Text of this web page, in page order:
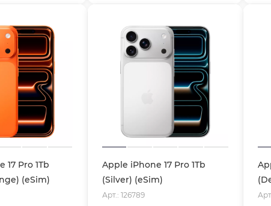
17 Pro 1Tb
(eSim)
Apple iPhone 17 Pro 1Tb
(Silver) (eSim)
Арт.: 126789